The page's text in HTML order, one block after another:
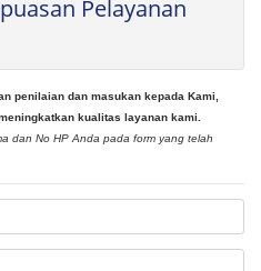
Pelayanan
penilaian dan masukan kepada Kami,
kualitas layanan kami.
dan No HP Anda pada form yang telah